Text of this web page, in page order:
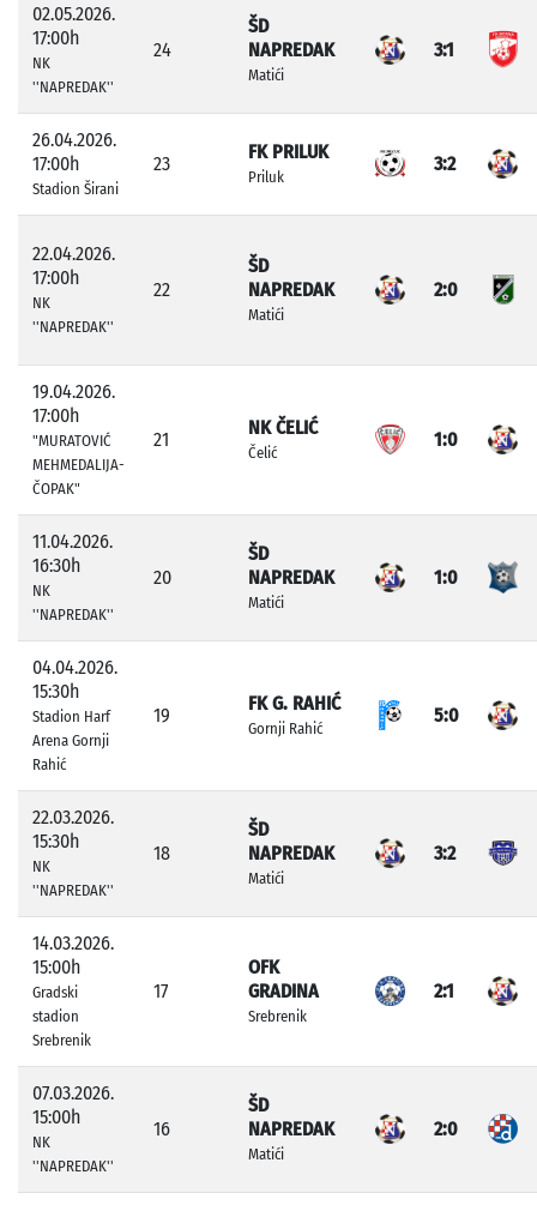
02.05.2026.
17:00h
NK
''NAPREDAK''
24
ŠD
NAPREDAK
Matići
3:1
26.04.2026.
17:00h
Stadion Širani
23
FK PRILUK
Priluk
3:2
22.04.2026.
17:00h
NK
''NAPREDAK''
22
ŠD
NAPREDAK
Matići
2:0
19.04.2026.
17:00h
"MURATOVIĆ
MEHMEDALIJA-
ČOPAK"
21
NK ČELIĆ
Čelić
1:0
11.04.2026.
16:30h
NK
''NAPREDAK''
20
ŠD
NAPREDAK
Matići
1:0
04.04.2026.
15:30h
Stadion Harf
Arena Gornji
Rahić
19
FK G. RAHIĆ
Gornji Rahić
5:0
22.03.2026.
15:30h
NK
''NAPREDAK''
18
ŠD
NAPREDAK
Matići
3:2
14.03.2026.
15:00h
Gradski
stadion
Srebrenik
17
OFK
GRADINA
Srebrenik
2:1
07.03.2026.
15:00h
NK
''NAPREDAK''
16
ŠD
NAPREDAK
Matići
2:0